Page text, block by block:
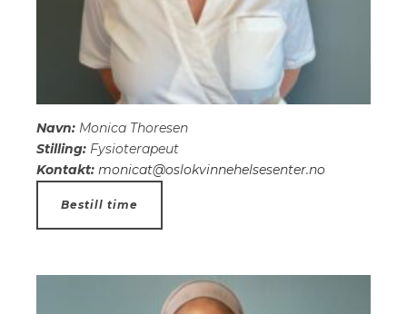
Navn: Monica Thoresen
Stilling: Fysioterapeut
Kontakt: monicat@oslokvinnehelsesenter.no
Bestill time